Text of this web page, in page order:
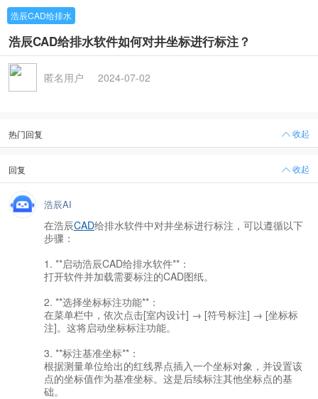
浩辰CAD给排水
浩辰CAD给排水软件如何对井坐标进行标注？
匿名用户 2024-07-02
热门回复 收起
回复 收起
浩辰AI
在浩辰CAD给排水软件中对井坐标进行标注，可以遵循以下
步骤：
1. **启动浩辰CAD给排水软件**：
打开软件并加载需要标注的CAD图纸。
2. **选择坐标标注功能**：
在菜单栏中，依次点击[室内设计] → [符号标注] → [坐标标
注]。这将启动坐标标注功能。
3. **标注基准坐标**：
根据测量单位给出的红线界点插入一个坐标对象，并设置该
点的坐标值作为基准坐标。这是后续标注其他坐标点的基
础。